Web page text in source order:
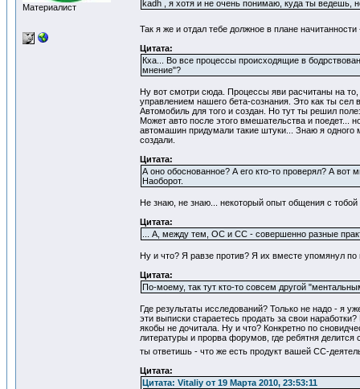
Материалист
kadh , я хотя и не очень понимаю, куда ты ведешь,
Так я же и отдал тебе должное в плане
Цитата:
Кха... Во все процессы происходящие в
мнение"?
Ну вот смотри сюда. Процессы яви расчитаны на
управлением нашего бета-сознания. Это как ты
Автомобиль для того и создан. Но тут ты решил
Может авто после этого вмешательства и
автомашин придумали такие штуки... Знаю я
создали.
Цитата:
А оно обоснованное? А его кто-то проверял? А
Наоборот.
Не знаю, не знаю... некоторый опыт общения с
Цитата:
... А, между тем, ОС и СС - совершенно разные
Ну и что? Я равзе против? Я их вместе упомянул
Цитата:
По-моему, так тут кто-то совсем другой
Где результаты исследований? Только не надо - я
эти выписки стараетесь продать за свои
якобы не дочитала. Ну и что? Конкретно по
литературы и прорва форумов, где ребятня
ты ответишь - что же есть продукт вашей СС-
Цитата:
Цитата: Vitaliy от 19 Марта 2010, 23:53:11